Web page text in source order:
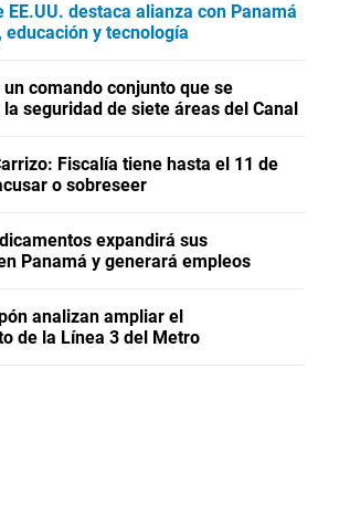
EE.UU. destaca alianza con Panamá
educación y tecnología
comando conjunto que se
seguridad de siete áreas del Canal
Fiscalía tiene hasta el 11 de
o sobreseer
expandirá sus
Panamá y generará empleos
analizan ampliar el
de la Línea 3 del Metro